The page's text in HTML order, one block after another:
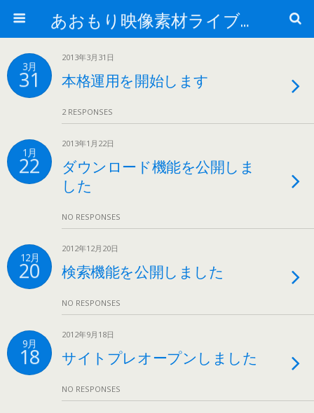
あおもり映像素材ライブラリー
3月
31
2013年3月31日
本格運用を開始します
2 RESPONSES
1月
22
2013年1月22日
ダウンロード機能を公開しま
した
NO RESPONSES
12月
20
2012年12月20日
検索機能を公開しました
NO RESPONSES
9月
18
2012年9月18日
サイトプレオープンしました
NO RESPONSES